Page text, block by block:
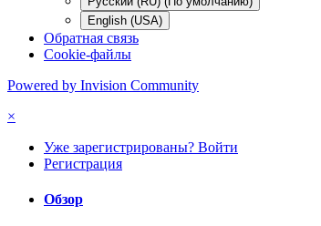
English (USA)
Обратная связь
Cookie-файлы
Powered by Invision Community
×
Уже зарегистрированы? Войти
Регистрация
Обзор